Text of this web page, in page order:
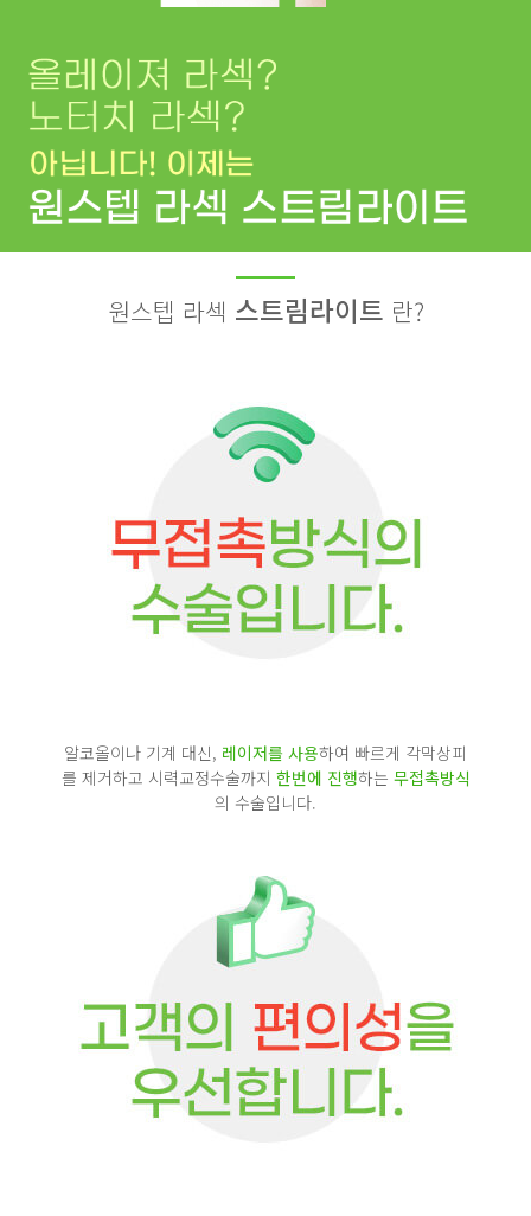
원스텝 라섹 스트림라이트 란?
알코올이나 기계 대신, 레이저를 사용하여 빠르게 각막상피
를 제거하고 시력교정수술까지 한번에 진행하는 무접촉방식
의 수술입니다.